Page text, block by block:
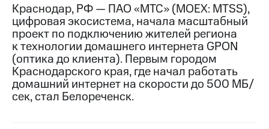
Контакты
Медиа-центр
Пресс-
релизы
МТС
о технологиях
Краснодар, РФ — ПАО «МТС» (MOEX: MTSS),
цифровая экосистема, начала масштабный
проект по подключению жителей региона
к технологии домашнего интернета GPON
(оптика до клиента). Первым городом
Краснодарского края, где начал работать
домашний интернет на скорости до 500 МБ/
сек, стал Белореченск.